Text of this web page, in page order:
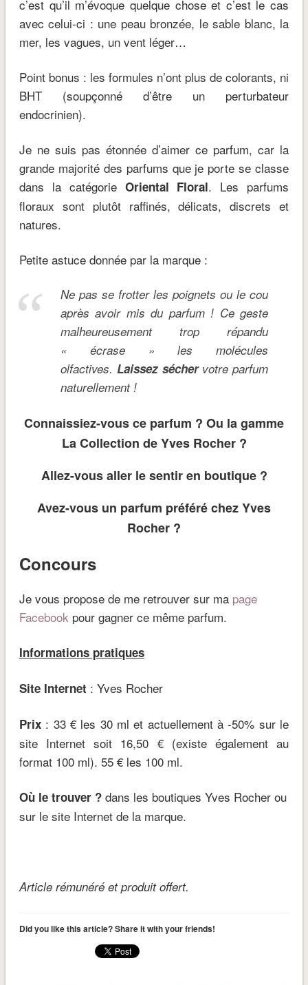
c’est qu’il m’évoque quelque chose et c’est le cas
avec celui-ci : une peau bronzée, le sable blanc, la
mer, les vagues, un vent léger…
Point bonus : les formules n’ont plus de colorants, ni
BHT (soupçonné d’être un perturbateur
endocrinien).
Je ne suis pas étonnée d’aimer ce parfum, car la
grande majorité des parfums que je porte se classe
dans la catégorie Oriental Floral. Les parfums
floraux sont plutôt raffinés, délicats, discrets et
natures.
Petite astuce donnée par la marque :
Ne pas se frotter les poignets ou le cou
après avoir mis du parfum ! Ce geste
malheureusement trop répandu
« écrase » les molécules
olfactives. Laissez séchervotre parfum
naturellement !
Connaissiez-vous ce parfum ? Ou la gamme
La Collection de Yves Rocher ?
Allez-vous aller le sentir en boutique ?
Avez-vous un parfum préféré chez Yves
Rocher ?
Concours
Je vous propose de me retrouver sur ma page
Facebookpour gagner ce même parfum.
Informations pratiques
Site Internet : Yves Rocher
Prix: 33 € les 30 ml et actuellement à -50% sur le
site Internet soit 16,50 € (existe également au
format 100 ml). 55 € les 100 ml.
Où le trouver ? dans les boutiques Yves Rocher ou
sur le site Internet de la marque.
Article rémunéré et produit offert.
Did you like this article? Share it with your friends!